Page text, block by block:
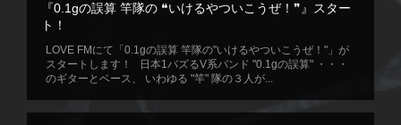
『0.1gの誤算 竿隊の ❝いけるやついこうぜ！❞』スター
ト！
LOVE FMにて「0.1gの誤算 竿隊の"いけるやついこうぜ！"」が
スタートします！ 日本1バズるV系バンド "0.1gの誤算" ・・・
のギターとベース、 いわゆる "竿" 隊の３人が...